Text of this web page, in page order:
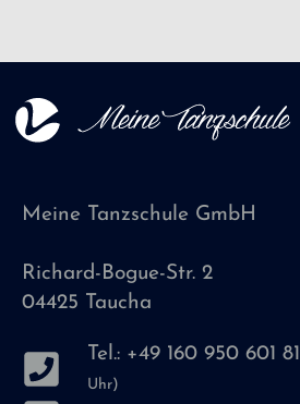
Meine Tanzschule GmbH
Richard-Bogue-Str. 2
04425 Taucha
Tel.: +49 160 950 601 81
Uhr)